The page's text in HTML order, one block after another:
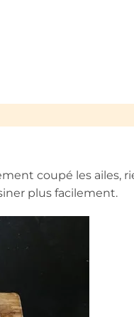
coupé les ailes,
plus facilement.